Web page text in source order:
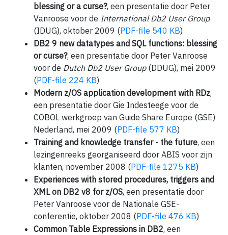
blessing or a curse?, een presentatie door Peter
Vanroose voor de International Db2 User Group
(IDUG), oktober 2009 (PDF-file 540 KB)
DB2 9 new datatypes and SQL functions: blessing
or curse?, een presentatie door Peter Vanroose
voor de Dutch Db2 User Group(DDUG), mei 2009
(PDF-file 224 KB)
Modern z/OS application development with RDz,
een presentatie door Gie Indesteege voor de
COBOL werkgroep van Guide Share Europe (GSE)
Nederland, mei 2009 (PDF-file 577 KB)
Training and knowledge transfer - the future, een
lezingenreeks georganiseerd door ABIS voor zijn
klanten, november 2008 (PDF-file 1275 KB)
Experiences with stored procedures, triggers and
XML on DB2 v8 for z/OS, een presentatie door
Peter Vanroose voor de Nationale GSE-
conferentie, oktober 2008 (PDF-file 476 KB)
Common Table Expressions in DB2, een